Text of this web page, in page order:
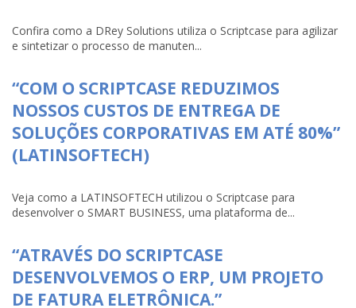
Confira como a DRey Solutions utiliza o Scriptcase para agilizar
e sintetizar o processo de manuten...
“COM O SCRIPTCASE REDUZIMOS
NOSSOS CUSTOS DE ENTREGA DE
SOLUÇÕES CORPORATIVAS EM ATÉ 80%”
(LATINSOFTECH)
Veja como a LATINSOFTECH utilizou o Scriptcase para
desenvolver o SMART BUSINESS, uma plataforma de...
“ATRAVÉS DO SCRIPTCASE
DESENVOLVEMOS O ERP, UM PROJETO
DE FATURA ELETRÔNICA.”